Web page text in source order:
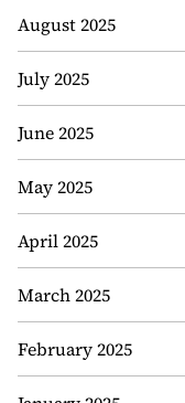
August 2025
July 2025
June 2025
May 2025
April 2025
March 2025
February 2025